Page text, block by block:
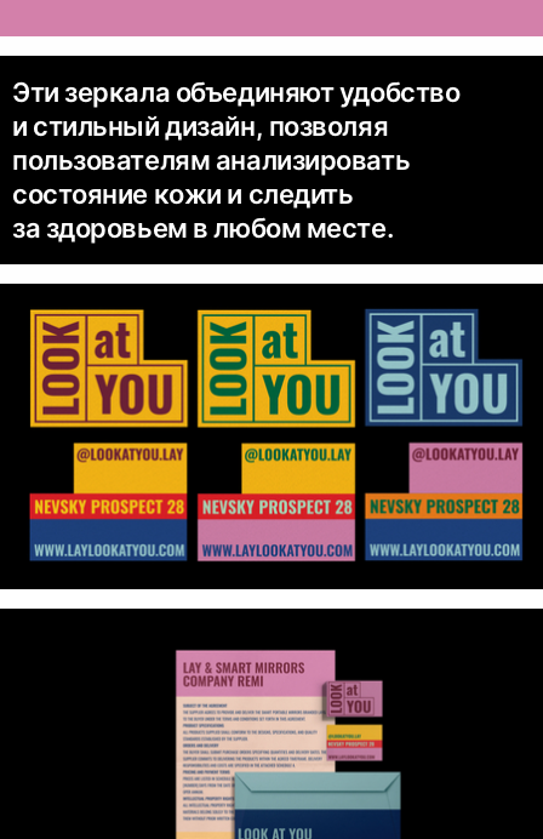
Эти зеркала объединяют удобство
и стильный дизайн, позволяя
пользователям анализировать
состояние кожи и следить
за здоровьем в любом месте.